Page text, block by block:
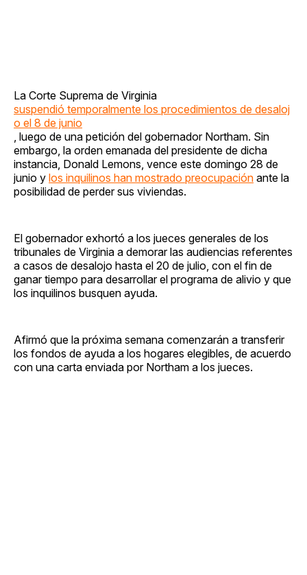
La Corte Suprema de Virginia
suspendió temporalmente los procedimientos de desaloj
o el 8 de junio
, luego de una petición del gobernador Northam. Sin
embargo, la orden emanada del presidente de dicha
instancia, Donald Lemons, vence este domingo 28 de
junio y los inquilinos han mostrado preocupación ante la
posibilidad de perder sus viviendas.
El gobernador exhortó a los jueces generales de los
tribunales de Virginia a demorar las audiencias referentes
a casos de desalojo hasta el 20 de julio, con el fin de
ganar tiempo para desarrollar el programa de alivio y que
los inquilinos busquen ayuda.
Afirmó que la próxima semana comenzarán a transferir
los fondos de ayuda a los hogares elegibles, de acuerdo
con una carta enviada por Northam a los jueces.